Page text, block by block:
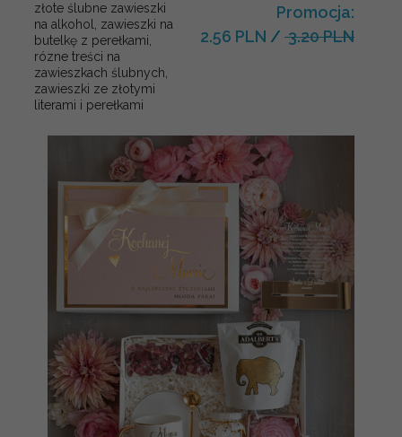
złote ślubne zawieszki
na alkohol, zawieszki na
butelkę z perełkami,
rózne treści na
zawieszkach ślubnych,
zawieszki ze złotymi
literami i perełkami
Promocja:
2.56 PLN / 3.20 PLN